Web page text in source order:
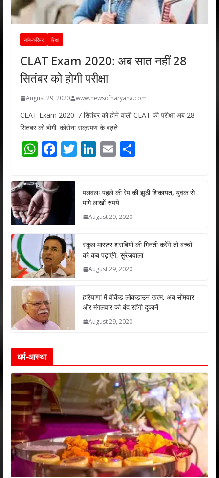
जॉब-करियर शिक्षा
CLAT Exam 2020: अब सात नहीं 28
सितंबर को होगी परीक्षा
August 29, 2020 www.newsofharyana.com
CLAT Exam 2020: 7 सितंबर को होने वाली CLAT की परीक्षा अब 28
सितंबर को होगी. कोरोना संक्रमण के बढ़ते
W
at
s
A
p
p
F
e
b
o
k
T
er
Li
e
dI
n
E
l
S
e
पलवलः पहले की रेप की झूठी शिकायत, युवक से
मांगे लाखों रुपये
August 29, 2020
स्कूल मास्टर शराबियों की गिनती करेंगे तो बच्चों
को कब पढ़ाएंगे, सुरेजवाला
August 29, 2020
हरियाणा में वीकेंड लॉकडाउन खत्म, अब सोमवार
और मंगलवार को बंद रहेंगी दुकानें
August 29, 2020
धर्म-आस्था